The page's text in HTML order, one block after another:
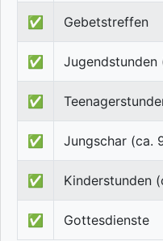
✅ Gebetstreffen
✅ Jugendstunden
✅
✅ Jungschar (ca.
✅ Kinderstunden
✅ Gottesdienste